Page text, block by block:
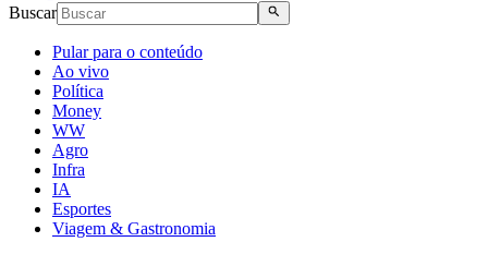
Buscar
Pular para o conteúdo
Ao vivo
Política
Money
WW
Agro
Infra
IA
Esportes
Viagem & Gastronomia